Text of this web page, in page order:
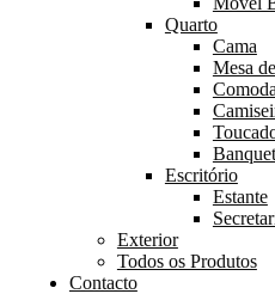
Quarto
Cama
Mesa
Comoda
Escritório
Estante
Exterior
Todos os Produtos
Contacto